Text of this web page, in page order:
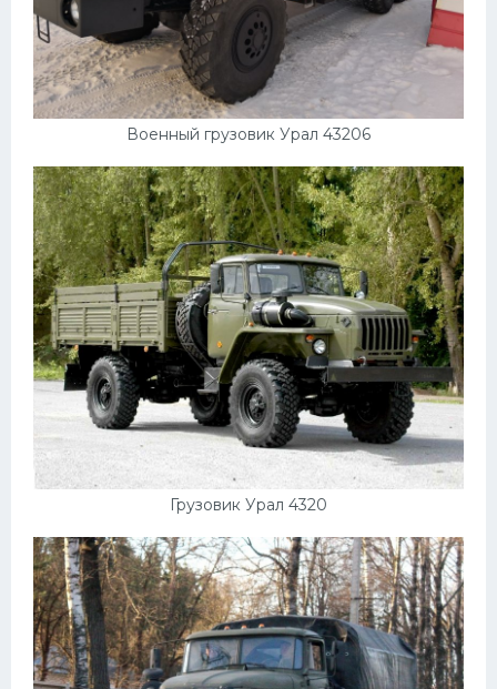
Военный грузовик Урал 43206
Грузовик Урал 4320